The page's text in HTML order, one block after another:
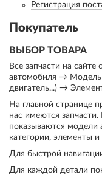
Регистрация
Покупатель
ВЫБОР ТОВАРА
Все запчасти на
автомобиля → Модель
двигатель...) →
На главной странице
нас имеются
показываются модели
категории, элементы
Для быстрой
Для каждой детали